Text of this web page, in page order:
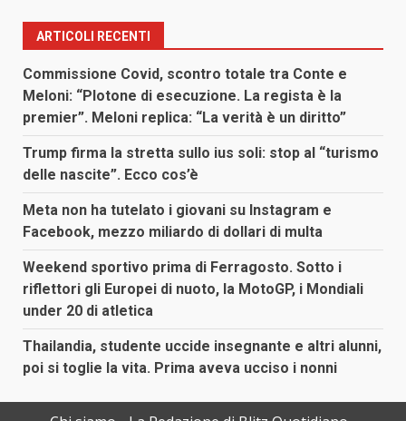
ARTICOLI RECENTI
Commissione Covid, scontro totale tra Conte e
Meloni: “Plotone di esecuzione. La regista è la
premier”. Meloni replica: “La verità è un diritto”
Trump firma la stretta sullo ius soli: stop al “turismo
delle nascite”. Ecco cos’è
Meta non ha tutelato i giovani su Instagram e
Facebook, mezzo miliardo di dollari di multa
Weekend sportivo prima di Ferragosto. Sotto i
riflettori gli Europei di nuoto, la MotoGP, i Mondiali
under 20 di atletica
Thailandia, studente uccide insegnante e altri alunni,
poi si toglie la vita. Prima aveva ucciso i nonni